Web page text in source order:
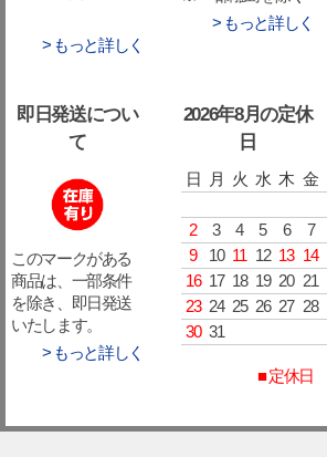
> もっと詳しく
> もっと詳しく
即日発送につい
て
このマークがある
商品は、一部条件
を除き、即日発送
いたします。
> もっと詳しく
2026年8月の定休
日
日 月 火 水 木 金
2
3 4 5 6 7
9
10 11 12 13 14
16 17 18 19 20 21
23 24 25 26 27 28
30 31
■ 定休日